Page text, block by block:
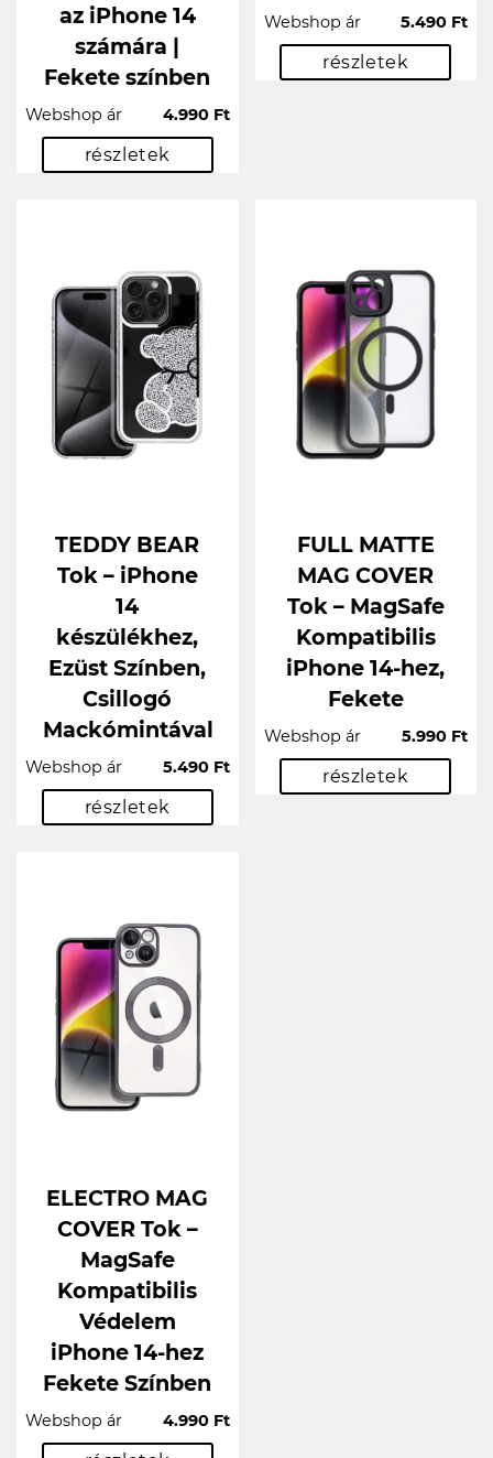
az iPhone 14
számára |
Fekete színben
Webshop ár 4.990 Ft
részletek
Webshop ár 5.490 Ft
részletek
TEDDY BEAR
Tok – iPhone
14
készülékhez,
Ezüst Színben,
Csillogó
Mackómintával
Webshop ár 5.490 Ft
részletek
FULL MATTE
MAG COVER
Tok – MagSafe
Kompatibilis
iPhone 14-hez,
Fekete
Webshop ár 5.990 Ft
részletek
ELECTRO MAG
COVER Tok –
MagSafe
Kompatibilis
Védelem
iPhone 14-hez
Fekete Színben
Webshop ár 4.990 Ft